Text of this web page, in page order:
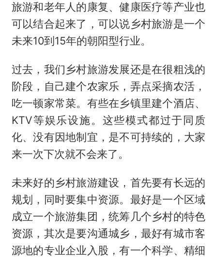
旅游和老年人的康复、健康医疗等产业也
可以结合起来了，可以说乡村旅游是一个
未来10到15年的朝阳型行业。
过去，我们乡村旅游发展还是在很粗浅的
阶段，自己建个农家乐，弄点采摘农活，
吃一顿家常菜。有些在乡镇里建个酒店、
KTV等娱乐设施。这些模式都过于同质
化、没有因地制宜，是不可持续的，大家
来一次下次就不会来了。
未来好的乡村旅游建设，首先要有长远的
规划，同时要集中资源。最好是一个区域
成立一个旅游集团，统筹几个乡村的特色
资源，其次是要沟通城乡，最好有城市客
源地的专业企业入股，有一个科学、精细